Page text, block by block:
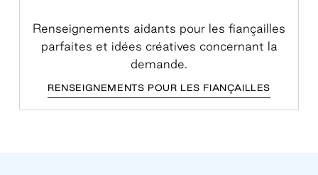
Renseignements aidants pour les fiançailles
parfaites et idées créatives concernant la
demande.
RENSEIGNEMENTS POUR LES FIANÇAILLES